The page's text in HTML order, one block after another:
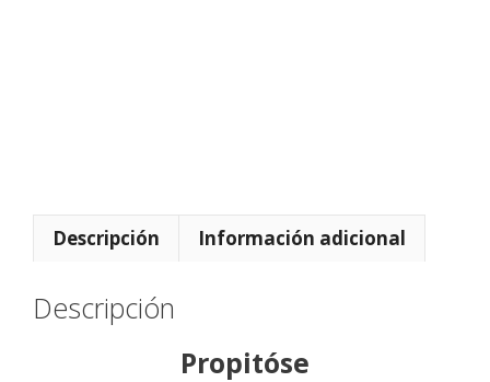
Descripción Información adicional
Descripción
Propitóse